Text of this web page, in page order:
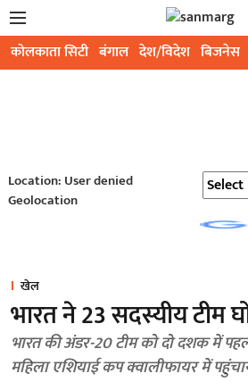
कोलकाता सिटी बंगाल देश/विदेश बिजनेस
Location: User denied
Geolocation
खेल
भारत ने 23 सदस्यीय टीम
भारत की अंडर-20 टीम को दो दशक में
महिला एशियाई कप क्वालीफायर में